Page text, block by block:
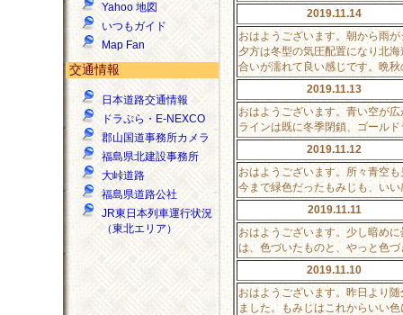
Yahoo 地図
いつもガイド
Map Fan
交通情報
日本道路交通情報
ドラぷら・E-NEXCO
郡山国道事務所カメラ
福島県北建設事務所
大峠道路
福島県道路公社
JR東日本列車運行状況
（東北エリア）
2019.11.14
おはようございます。朝から雨
夕方は冬型の気圧配置になり北
合いが濡れて良い感じです。晩
2019.11.13
おはようございます。青い空が
ラインは既に冬季閉鎖、ゴール
2019.11.12
おはようございます。所々青空
今まで緑色だったもみじも、い
2019.11.11
おはようございます。少し暗め
は、色づいたものと、やっと色
2019.11.10
おはようございます。昨日より
ました。もみじはこれからいい